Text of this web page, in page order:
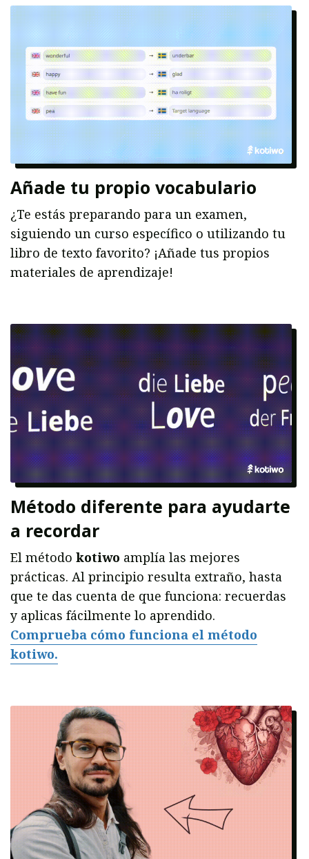
Añade tu propio vocabulario
¿Te estás preparando para un examen,
siguiendo un curso específico o utilizando tu
libro de texto favorito? ¡Añade tus propios
materiales de aprendizaje!
Método diferente para ayudarte
a recordar
El método kotiwo amplía las mejores
prácticas. Al principio resulta extraño, hasta
que te das cuenta de que funciona: recuerdas
y aplicas fácilmente lo aprendido.
Comprueba cómo funciona el método
kotiwo.